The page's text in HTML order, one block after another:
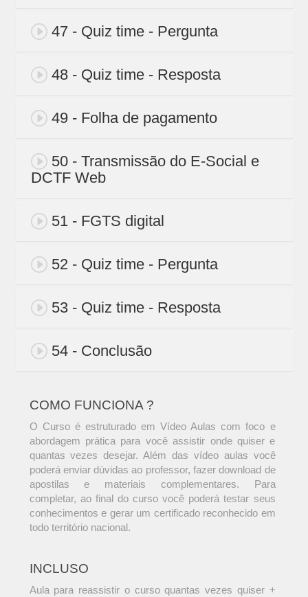
47 - Quiz time - Pergunta
48 - Quiz time - Resposta
49 - Folha de pagamento
50 - Transmissão do E-Social e
DCTF Web
51 - FGTS digital
52 - Quiz time - Pergunta
53 - Quiz time - Resposta
54 - Conclusão
COMO FUNCIONA ?
O Curso é estruturado em Vídeo Aulas com foco e
abordagem prática para você assistir onde quiser e
quantas vezes desejar. Além das vídeo aulas você
poderá enviar dúvidas ao professor, fazer download de
apostilas e materiais complementares. Para
completar, ao final do curso você poderá testar seus
conhecimentos e gerar um certificado reconhecido em
todo território nacional.
INCLUSO
Aula para reassistir o curso quantas vezes quiser +